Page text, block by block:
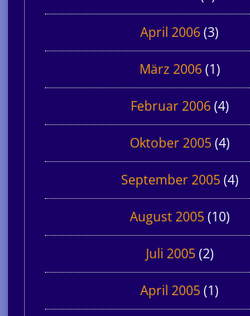
April 2006(3)
März 2006(1)
Februar 2006(4)
Oktober 2005(4)
September 2005(4)
August 2005(10)
Juli 2005(2)
April 2005(1)